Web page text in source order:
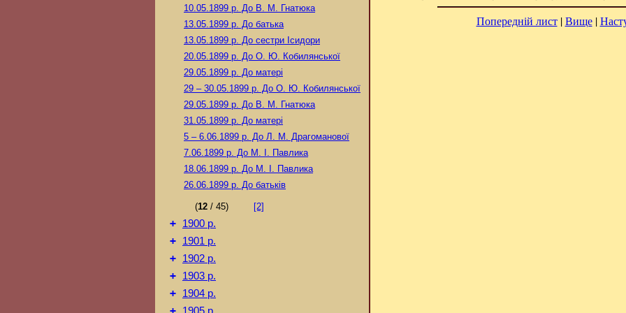
10.05.1899 р. До В. М. Гнатюка
13.05.1899 р. До батька
13.05.1899 р. До сестри Ісидори
20.05.1899 р. До О. Ю. Кобилянської
29.05.1899 р. До матері
29 – 30.05.1899 р. До О. Ю. Кобилянської
29.05.1899 р. До В. М. Гнатюка
31.05.1899 р. До матері
5 – 6.06.1899 р. До Л. М. Драгоманової
7.06.1899 р. До М. I. Павлика
18.06.1899 р. До М. I. Павлика
26.06.1899 р. До батьків
(12 / 45) [2]
+ 1900 р.
+ 1901 р.
+ 1902 р.
+ 1903 р.
+ 1904 р.
+
Попередній лист|Вище|